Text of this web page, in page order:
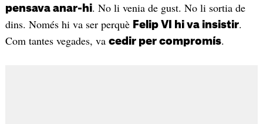
pensava anar-hi. No li venia de gust. No li sortia de
dins. Només hi va ser perquè Felip VI hi va insistir.
Com tantes vegades, va cedir per compromís.